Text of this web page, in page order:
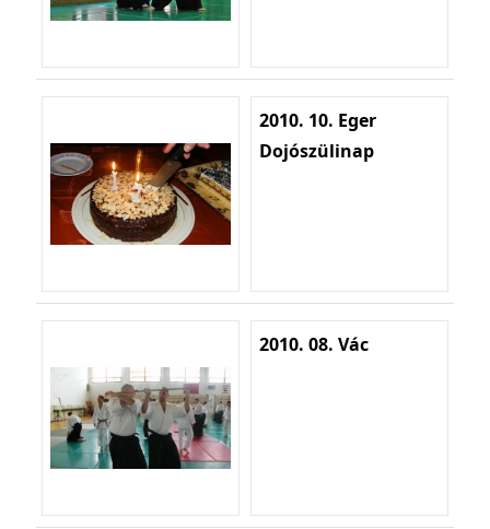
2010. 10. Eger
Dojószülinap
2010. 08. Vác